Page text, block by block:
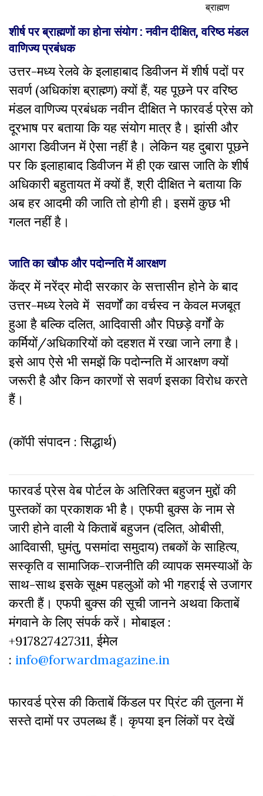
ब्राह्मण
शीर्ष पर ब्राह्मणों का होना संयोग : नवीन दीक्षित, वरिष्ठ मंडल
वाणिज्य प्रबंधक
उत्तर-मध्य रेलवे के इलाहाबाद डिवीजन में शीर्ष पदों पर
सवर्ण (अधिकांश ब्राह्म्ण) क्यों हैं, यह पूछने पर वरिष्ठ
मंडल वाणिज्य प्रबंधक नवीन दीक्षित ने फारवर्ड प्रेस को
दूरभाष पर बताया कि यह संयोग मात्र है। झांसी और
आगरा डिवीजन में ऐसा नहीं है। लेकिन यह दुबारा पूछने
पर कि इलाहाबाद डिवीजन में ही एक खास जाति के शीर्ष
अधिकारी बहुतायत में क्यों हैं, श्री दीक्षित ने बताया कि
अब हर आदमी की जाति तो होगी ही। इसमें कुछ भी
गलत नहीं है।
जाति का खौफ और पदोन्नति में आरक्षण
केंद्र में नरेंद्र मोदी सरकार के सत्तासीन होने के बाद
उत्तर-मध्य रेलवे में सवर्णों का वर्चस्व न केवल मजबूत
हुआ है बल्कि दलित, आदिवासी और पिछड़े वर्गों के
कर्मियों/अधिकारियों को दहशत में रखा जाने लगा है।
इसे आप ऐसे भी समझें कि पदोन्नति में आरक्षण क्यों
जरूरी है और किन कारणों से सवर्ण इसका विरोध करते
हैं।
(कॉपी संपादन : सिद्धार्थ)
फारवर्ड प्रेस वेब पोर्टल के अतिरिक्‍त बहुजन मुद्दों की
पुस्‍तकों का प्रकाशक भी है। एफपी बुक्‍स के नाम से
जारी होने वाली ये किताबें बहुजन (दलित, ओबीसी,
आदिवासी, घुमंतु, पसमांदा समुदाय) तबकों के साहित्‍य,
सस्‍क‍ृति व सामाजिक-राजनीति की व्‍यापक समस्‍याओं के
साथ-साथ इसके सूक्ष्म पहलुओं को भी गहराई से उजागर
करती हैं। एफपी बुक्‍स की सूची जानने अथवा किताबें
मंगवाने के लिए संपर्क करें। मोबाइल :
+917827427311, ईमेल
: info@forwardmagazine.in
फारवर्ड प्रेस की किताबें किंडल पर प्रिंट की तुलना में
सस्ते दामों पर उपलब्ध हैं। कृपया इन लिंकों पर देखें